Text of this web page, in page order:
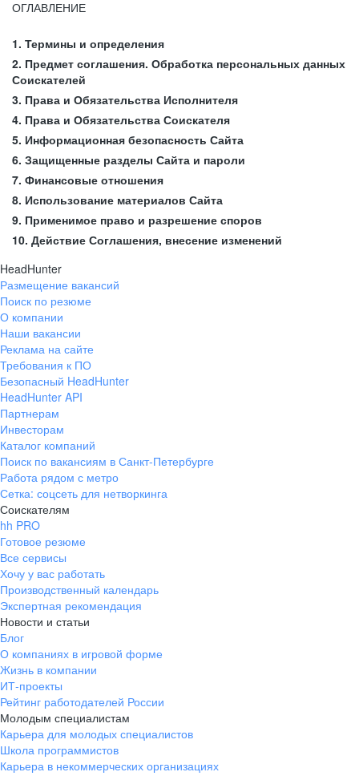
ОГЛАВЛЕНИЕ
1. Термины и определения
2. Предмет соглашения. Обработка персональных данных
Соискателей
3. Права и Обязательства Исполнителя
4. Права и Обязательства Соискателя
5. Информационная безопасность Сайта
6. Защищенные разделы Сайта и пароли
7. Финансовые отношения
8. Использование материалов Сайта
9. Применимое право и разрешение споров
10. Действие Соглашения, внесение изменений
HeadHunter
Размещение вакансий
Поиск по резюме
О компании
Наши вакансии
Реклама на сайте
Требования к ПО
Безопасный HeadHunter
HeadHunter API
Партнерам
Инвесторам
Каталог компаний
Поиск по вакансиям в Санкт-Петербурге
Работа рядом с метро
Сетка: соцсеть для нетворкинга
Соискателям
hh PRO
Готовое резюме
Все сервисы
Хочу у вас работать
Производственный календарь
Экспертная рекомендация
Новости и статьи
Блог
О компаниях в игровой форме
Жизнь в компании
ИТ-проекты
Рейтинг работодателей России
Молодым специалистам
Карьера для молодых специалистов
Школа программистов
Карьера в некоммерческих организациях